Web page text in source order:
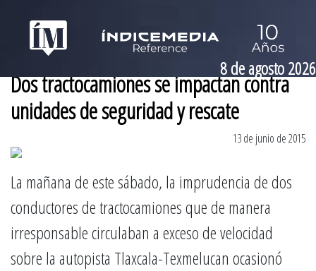
8 de agosto 2026
Dos tractocamiones se impactan contra
unidades de seguridad y rescate
13 de junio de 2015
La mañana de este sábado, la imprudencia de dos
conductores de tractocamiones que de manera
irresponsable circulaban a exceso de velocidad
sobre la autopista Tlaxcala-Texmelucan ocasionó